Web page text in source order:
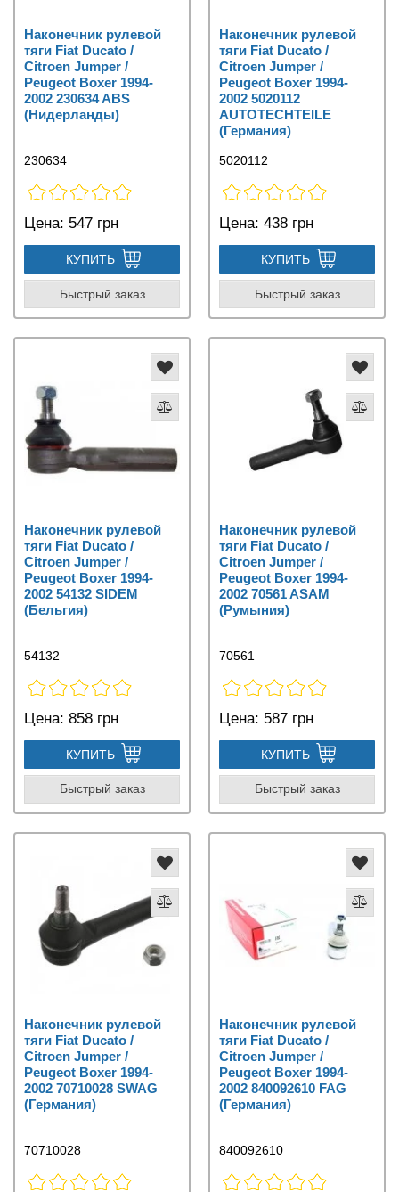
Наконечник рулевой
тяги Fiat Ducato /
Citroen Jumper /
Peugeot Boxer 1994-
2002 230634 ABS
(Нидерланды)
230634
Цена: 547 грн
КУПИТЬ
Быстрый заказ
Наконечник рулевой
тяги Fiat Ducato /
Citroen Jumper /
Peugeot Boxer 1994-
2002 5020112
AUTOTECHTEILE
(Германия)
5020112
Цена: 438 грн
КУПИТЬ
Быстрый заказ
Наконечник рулевой
тяги Fiat Ducato /
Citroen Jumper /
Peugeot Boxer 1994-
2002 54132 SIDEM
(Бельгия)
54132
Цена: 858 грн
КУПИТЬ
Быстрый заказ
Наконечник рулевой
тяги Fiat Ducato /
Citroen Jumper /
Peugeot Boxer 1994-
2002 70561 ASAM
(Румыния)
70561
Цена: 587 грн
КУПИТЬ
Быстрый заказ
Наконечник рулевой
тяги Fiat Ducato /
Citroen Jumper /
Peugeot Boxer 1994-
2002 70710028 SWAG
(Германия)
70710028
Наконечник рулевой
тяги Fiat Ducato /
Citroen Jumper /
Peugeot Boxer 1994-
2002 840092610 FAG
(Германия)
840092610